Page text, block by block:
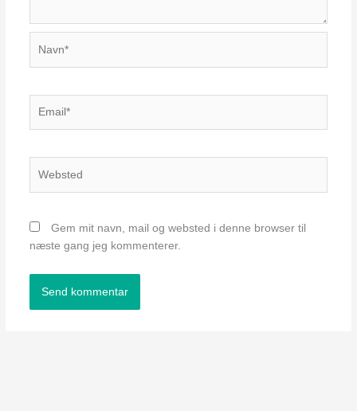
Gem mit navn, mail og websted i denne browser til
næste gang jeg kommenterer.